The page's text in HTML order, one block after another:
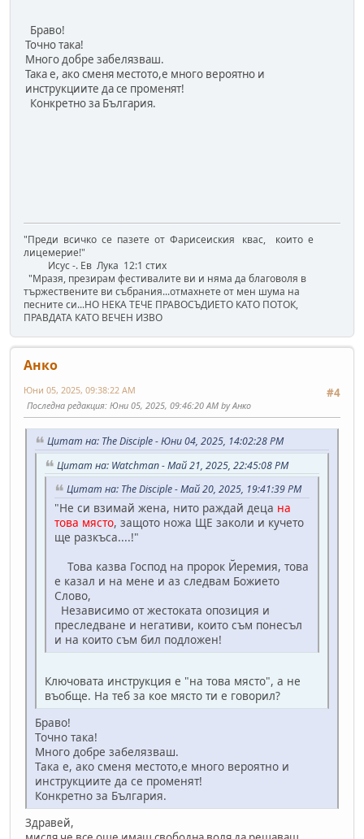
Браво!
Точно така!
Много добре забелязваш.
Така е, ако сменя местото,е много вероятно и
инструкциите да се променят!
Конкретно за България.
"Преди всичко се пазете от Фарисеиския квас, които е
лицемерие!"
Исус -. Ев Лука 12:1 стих
"Mразя, презирам фестивалите ви и няма да благоволя в
тържествените ви събрания...отмахнете от мен шума на
песните си...НО НЕКА ТЕЧЕ ПРАВОСЪДИЕТО КАТО ПОТОК,
ПРАВДАТА КАТО ВЕЧЕН ИЗВО
Анко
#4
Юни 05, 2025, 09:38:22 AM
Последна редакция: Юни 05, 2025, 09:46:20 AM by Анко
Цитат на: The Disciple - Юни 04, 2025, 14:02:28 PM
Цитат на: Watchman - Май 21, 2025, 22:45:08 PM
Цитат на: The Disciple - Май 20, 2025, 19:41:39 PM
"Не си взимай жена, нито раждай деца на
това място, защото ножа ЩЕ заколи и кучето
ще разкъса....!"
Това казва Господ на пророк Йеремия, това
е казал и на мене и аз следвам Божието
Слово,
Независимо от жестоката опозиция и
преследване и негативи, които съм понесъл
и на които съм бил подложен!
Ключовата инструкция е "на това място", а не
въобще. На теб за кое място ти е говорил?
Браво!
Точно така!
Много добре забелязваш.
Така е, ако сменя местото,е много вероятно и
инструкциите да се променят!
Конкретно за България.
Здравей,